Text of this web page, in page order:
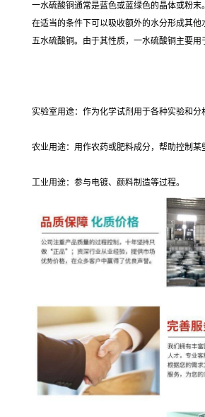
一水硫酸铜通常是蓝色或蓝绿色的晶体或粉末
在适当的条件下可以吸收额外的水分形成其他
五水硫酸铜。由于其性质，一水硫酸铜主要用
实验室用途：作为化学试剂用于各种实验和分
农业用途：用作农药或肥料成分，帮助控制某
工业用途：参与电镀、颜料制造等过程。